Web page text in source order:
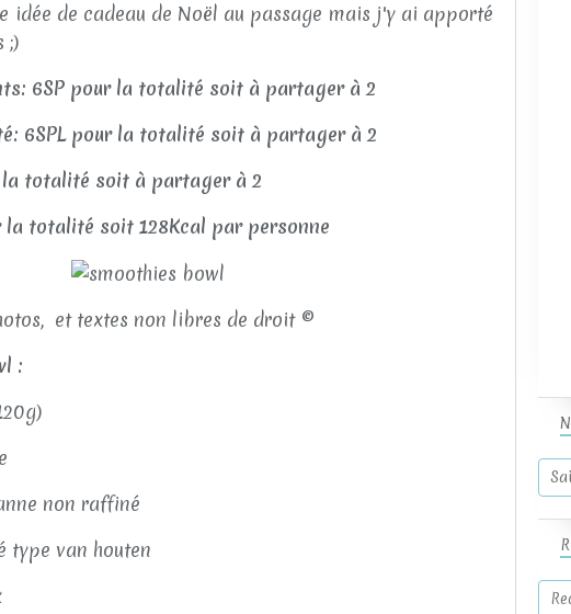
idée de cadeau de Noël au passage mais j'y ai apporté
;)
6SP pour la totalité soit à partager à 2
6SPL pour la totalité soit à partager à 2
la totalité soit à partager à 2
la totalité soit 128Kcal par personne
et textes non libres de droit ©
:
non raffiné
type van houten